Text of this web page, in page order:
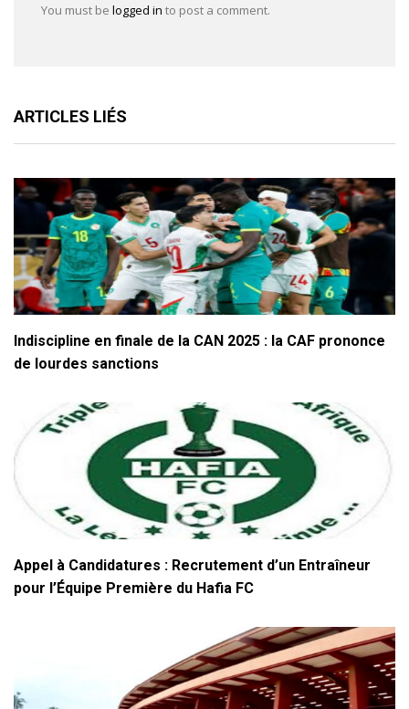
You must be logged in to post a comment.
ARTICLES LIÉS
Indiscipline en finale de la CAN 2025 : la CAF prononce
de lourdes sanctions
Appel à Candidatures : Recrutement d’un Entraîneur
pour l’Équipe Première du Hafia FC